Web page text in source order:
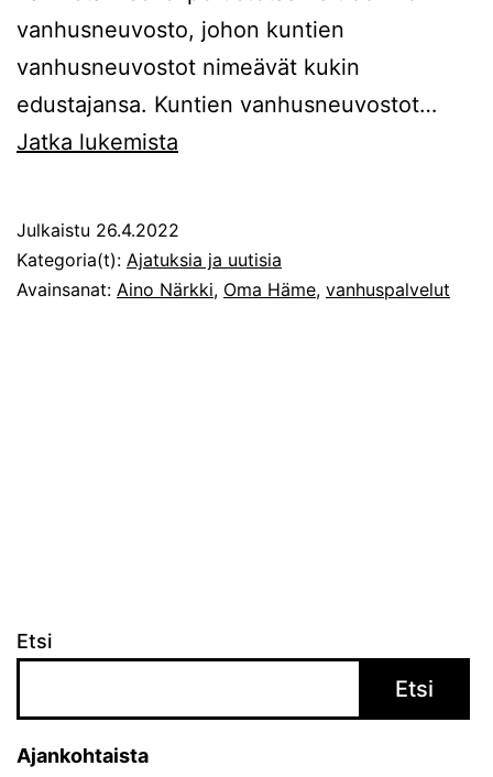
vanhusneuvosto, johon kuntien
vanhusneuvostot nimeävät kukin
edustajansa. Kuntien vanhusneuvostot…
Jatka lukemista
muodostuvat
ikääntyneiden
Julkaistu 26.4.2022
Kategoria(t): Ajatuksia ja uutisia
Avainsanat: Aino Närkki, Oma Häme, vanhuspalvelut
Etsi
Etsi
Ajankohtaista